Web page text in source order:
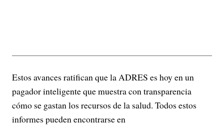
Estos avances ratifican que la ADRES es hoy en un
pagador inteligente que muestra con transparencia
cómo se gastan los recursos de la salud. Todos estos
informes pueden encontrarse en